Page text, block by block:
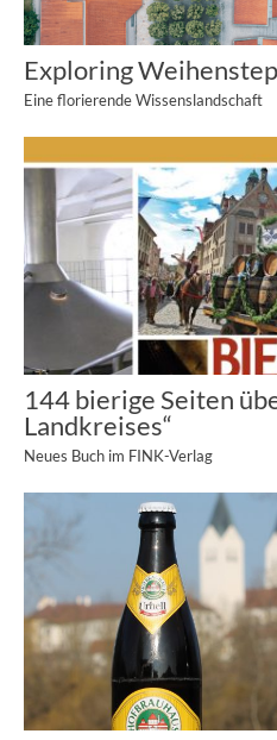
Exploring
Eine florierende Wissenslandschaft
144 bierige Seiten
Landkreises“
Neues Buch im FINK-Verlag